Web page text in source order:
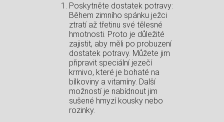
Poskytněte dostatek potravy:
Během zimního spánku ježci
ztratí až třetinu své tělesné
hmotnosti. Proto je důležité
zajistit, aby měli po probuzení
dostatek potravy. Můžete jim
připravit speciální jezečí
krmivo, které je bohaté na
bílkoviny a vitamíny. Další
možností je nabídnout jim
sušené hmyzí kousky nebo
rozinky.